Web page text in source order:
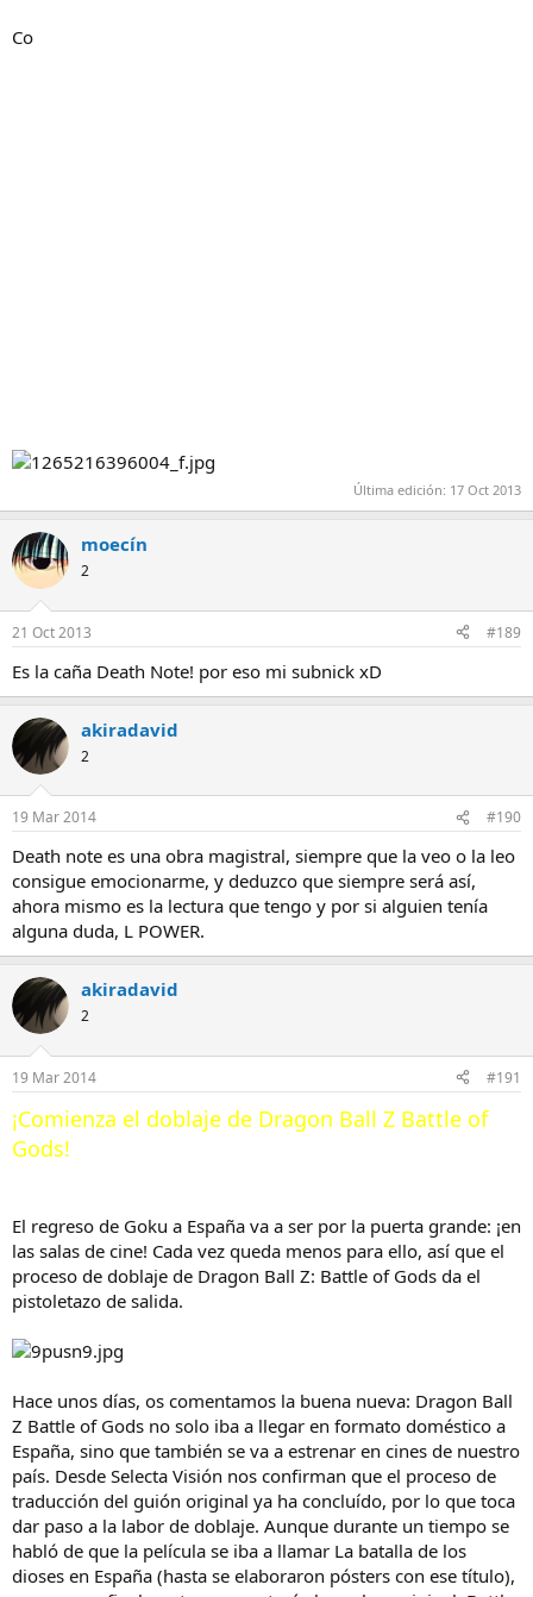
Co
Última edición: 17 Oct 2013
moecín
2
21 Oct 2013 #189
Es la caña Death Note! por eso mi subnick xD
akiradavid
2
19 Mar 2014 #190
Death note es una obra magistral, siempre que la veo o la leo
consigue emocionarme, y deduzco que siempre será así,
ahora mismo es la lectura que tengo y por si alguien tenía
alguna duda, L POWER.
akiradavid
2
19 Mar 2014 #191
¡Comienza el doblaje de Dragon Ball Z Battle of
Gods!
El regreso de Goku a España va a ser por la puerta grande: ¡en
las salas de cine! Cada vez queda menos para ello, así que el
proceso de doblaje de Dragon Ball Z: Battle of Gods da el
pistoletazo de salida.
Hace unos días, os comentamos la buena nueva: Dragon Ball
Z Battle of Gods no solo iba a llegar en formato doméstico a
España, sino que también se va a estrenar en cines de nuestro
país. Desde Selecta Visión nos confirman que el proceso de
traducción del guión original ya ha concluído, por lo que toca
dar paso a la labor de doblaje. Aunque durante un tiempo se
habló de que la película se iba a llamar La batalla de los
dioses en España (hasta se elaboraron pósters con ese título),